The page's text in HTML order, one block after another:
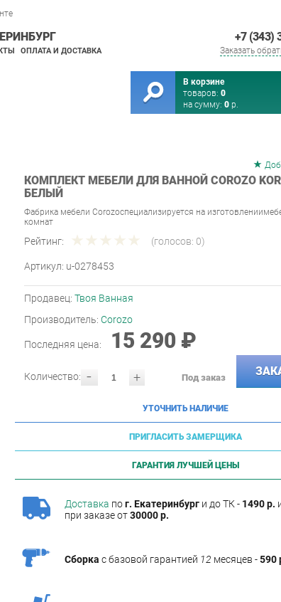
+7 (343)
Заказать
ОПЛАТА И ДОСТАВКА
В корзине
товаров: 0
на сумму: 0 р.
КОМПЛЕКТ МЕБЕЛИ ДЛЯ ВАННОЙ COROZO
БЕЛЫЙ
Фабрика мебели Corozoспециализируется на
комнат
Рейтинг: (голосов: 0)
Артикул: u-0278453
Продавец: Твоя Ванная
Производитель: Corozo
Последняя цена: 15 290 ₽
- +
Количество: Под заказ
УТОЧНИТЬ НАЛИЧИЕ
ПРИГЛАСИТЬ ЗАМЕРЩИКА
ГАРАНТИЯ ЛУЧШЕЙ ЦЕНЫ
Доставка пог. Екатеринбург и до ТК - 1490 р.
при заказе от30000 р.
Сборка с базовой гарантией 12 месяцев -590